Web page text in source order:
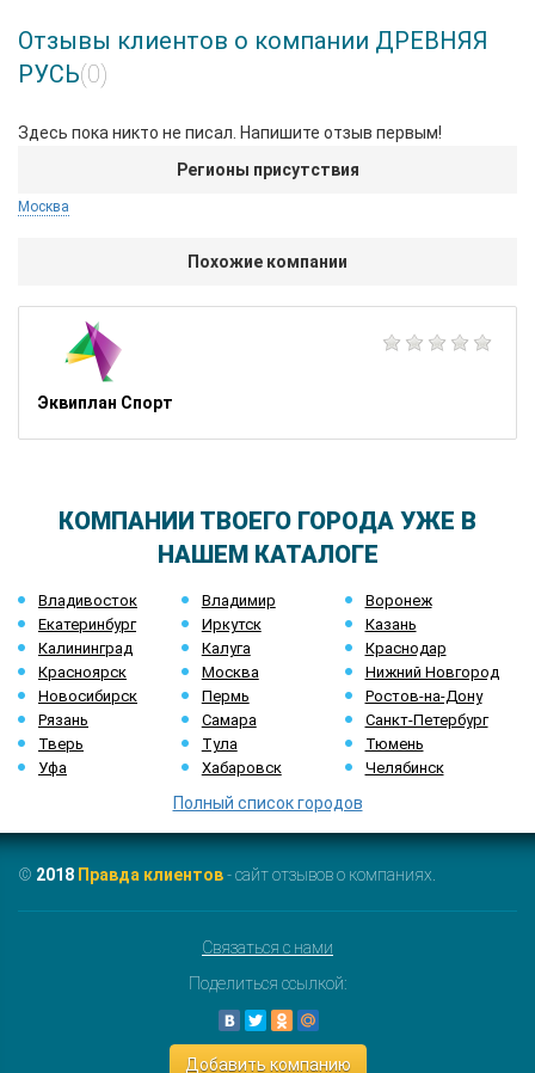
Отзывы клиентов о компании ДРЕВНЯЯ
РУСЬ(0)
Здесь пока никто не писал. Напишите отзыв первым!
Регионы присутствия
Москва
Похожие компании
Эквиплан Спорт
КОМПАНИИ ТВОЕГО ГОРОДА УЖЕ В
НАШЕМ КАТАЛОГЕ
Владивосток Владимир
Воронеж
Екатеринбург
Иркутск
Казань
Калининград
Калуга
Краснодар
Красноярск
Москва
Нижний Новгород
Новосибирск
Пермь
Ростов-на-Дону
Рязань
Самара
Санкт-Петербург
Тверь
Тула
Тюмень
Уфа
Хабаровск Челябинск
Полный список городов
© 2018 Правда клиентов- сайт отзывов о компаниях.
Связаться с нами
Поделиться ссылкой:
Добавить компанию